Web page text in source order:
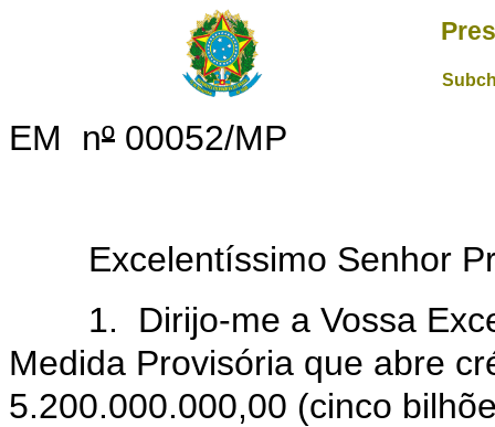
EM nº 00052/MP
Excelentíssimo Senhor
1. Dirijo-me a Vossa
Medida Provisória que abre
5.200.000.000,00 (cinco